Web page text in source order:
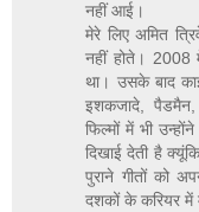
नहीं आई।
मेरे लिए अमित
नहीं होते। 2008
था। उसके बाद
इशकजादे,
फिल्मों में भी
दिखाई देती है
पुराने गीतों को
दशकों के करियर में